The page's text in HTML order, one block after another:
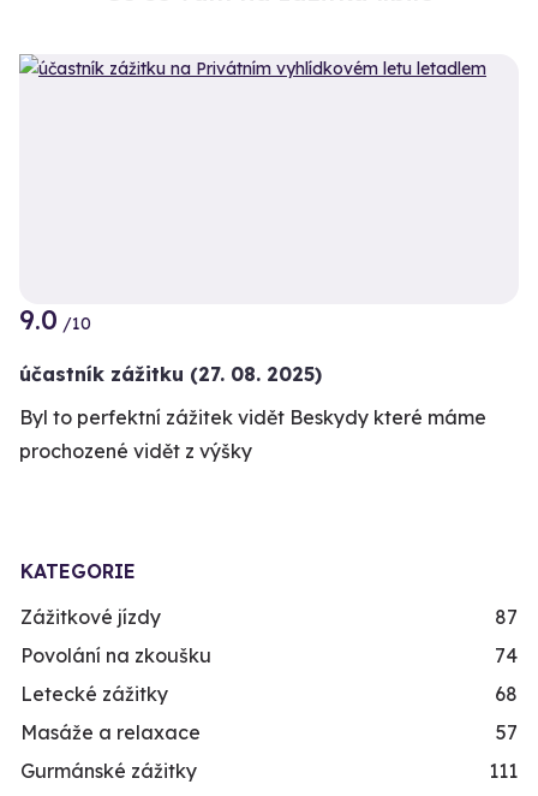
9.0 /10
účastník zážitku (27. 08. 2025)
Byl to perfektní zážitek vidět Beskydy které máme
prochozené vidět z výšky
KATEGORIE
Zážitkové jízdy
87
Povolání na zkoušku
74
Letecké zážitky
68
Masáže a relaxace
57
Gurmánské zážitky
111